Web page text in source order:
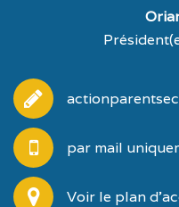
par mail
Voir le plan